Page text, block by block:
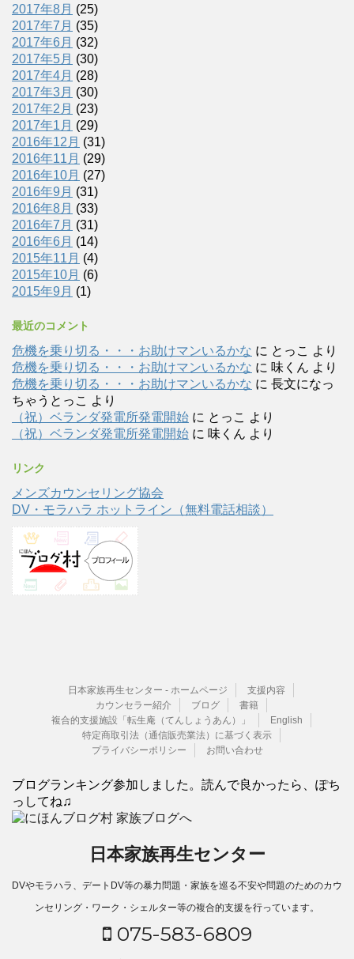
2017年8月 (25)
2017年7月 (35)
2017年6月 (32)
2017年5月 (30)
2017年4月 (28)
2017年3月 (30)
2017年2月 (23)
2017年1月 (29)
2016年12月 (31)
2016年11月 (29)
2016年10月 (27)
2016年9月 (31)
2016年8月 (33)
2016年7月 (31)
2016年6月 (14)
2015年11月 (4)
2015年10月 (6)
2015年9月 (1)
最近のコメント
危機を乗り切る・・・お助けマンいるかな に とっこ より
危機を乗り切る・・・お助けマンいるかな に 味くん より
危機を乗り切る・・・お助けマンいるかな に 長文になっ
ちゃうとっこ より
（祝）ベランダ発電所発電開始 に とっこ より
（祝）ベランダ発電所発電開始 に 味くん より
リンク
メンズカウンセリング協会
DV・モラハラ ホットライン（無料電話相談）
日本家族再生センター - ホームページ
支援内容
カウンセラー紹介
ブログ
書籍
複合的支援施設「転生庵（てんしょうあん）」
English
特定商取引法（通信販売業法）に基づく表示
プライバシーポリシー
お問い合わせ
ブログランキング参加しました。読んで良かったら、ぽち
っしてね♫
日本家族再生センター
DVやモラハラ、デートDV等の暴力問題・家族を巡る不安や問題のためのカウ
ンセリング・ワーク・シェルター等の複合的支援を行っています。
075-583-6809